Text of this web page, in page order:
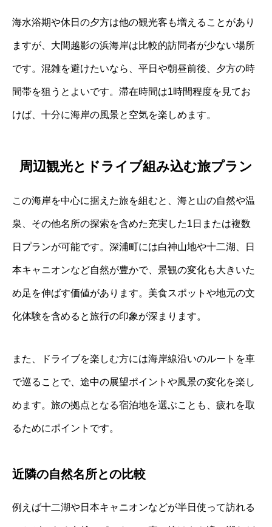
海水浴期や休日の夕方は他の観光客も増えることがあり
ますが、大間越影の浜海岸は比較的訪問者が少ない場所
です。混雑を避けたいなら、平日や朝昼前後、夕方の時
間帯を狙うとよいです。滞在時間は1時間程度を見てお
けば、十分に海岸の風景と空気を楽しめます。
周辺観光とドライブ組み込む旅プラン
この海岸を中心に据えた旅を組むと、海と山の自然や温
泉、その他名所の探索を含めた充実した1日または複数
日プランが可能です。深浦町には白神山地や十二湖、日
本キャニオンなど自然が豊かで、景観の変化も大きいた
め足を伸ばす価値があります。美食スポットや地元の文
化体験を含めると旅行の印象が深まります。
また、ドライブを楽しむ方には海岸線沿いのルートを車
で巡ることで、途中の展望ポイントや風景の変化を楽し
めます。旅の拠点となる宿泊地を選ぶことも、疲れを取
るためにポイントです。
近隣の自然名所との比較
例えば十二湖や日本キャニオンなどが半日使って訪れる